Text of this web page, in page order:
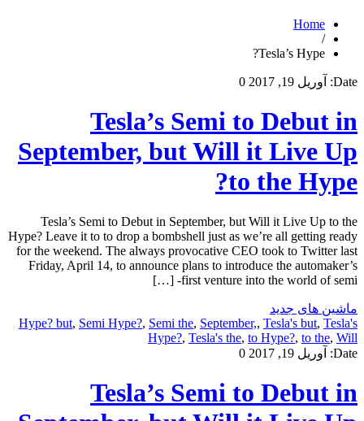
Home
/
Tesla’s Hype?
Date: آوریل 19, 2017 0
Tesla’s Semi to Debut in
September, but Will it Live Up
to the Hype?
Tesla’s Semi to Debut in September, but Will it Live Up to the
Hype? Leave it to to drop a bombshell just as we’re all getting ready
for the weekend. The always provocative CEO took to Twitter last
Friday, April 14, to announce plans to introduce the automaker’s
first venture into the world of semi- […]
ماشین های جدید
Hype? but, Semi Hype?, Semi the, September,, Tesla's but, Tesla's
Hype?, Tesla's the, to Hype?, to the, Will
Date:
آوریل 19, 2017 0
Tesla’s Semi to Debut in